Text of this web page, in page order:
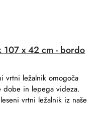
107 x 42 cm - bordo
vrtni ležalnik omogoča
dobe in lepega videza.
vrtni ležalnik iz naše